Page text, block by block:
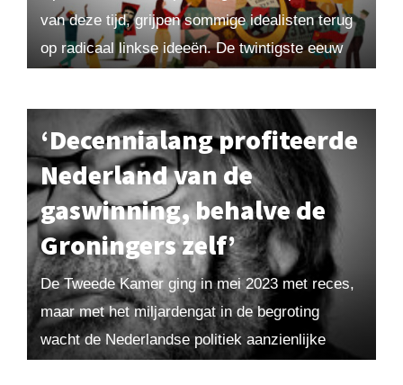
van deze tijd, grijpen sommige idealisten terug
op radicaal linkse ideeën. De twintigste eeuw
‘Decennialang profiteerde
Nederland van de
gaswinning, behalve de
Groningers zelf’
De Tweede Kamer ging in mei 2023 met reces,
maar met het miljardengat in de begroting
wacht de Nederlandse politiek aanzienlijke